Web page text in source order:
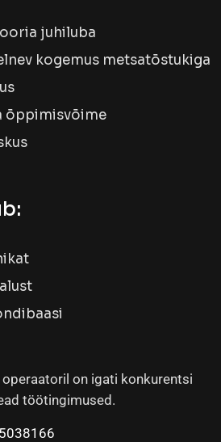
juhiluba
kogemus metsatõstukiga
õppimisvõime
on igati konkurentsi
töötingimused.